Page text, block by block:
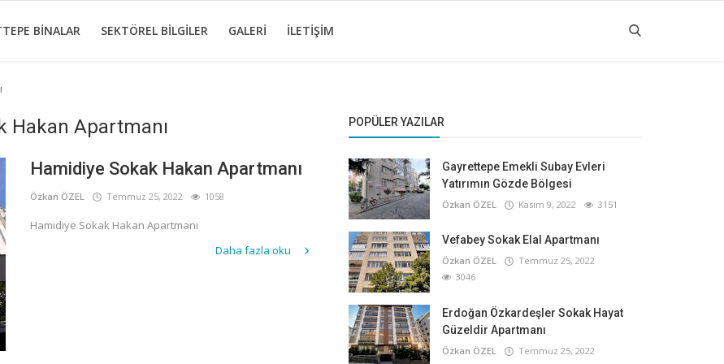
BINALAR SEKTÖREL BILGILER GALERI İLETIŞIM
Hakan Apartmanı
Hamidiye Sokak Hakan Apartmanı
Özkan ÖZEL Temmuz 25, 2022 1058
Hamidiye Sokak Hakan Apartmanı
Daha fazla oku
POPÜLER YAZILAR
Gayrettepe Emekli Subay Evleri
Yatırımın Gözde Bölgesi
Özkan ÖZEL Kasım 9, 2022 3151
Vefabey Sokak Elal Apartmanı
Özkan ÖZEL
Temmuz 25, 2022
3046
Erdoğan Özkardeşler Sokak Hayat
Güzeldir Apartmanı
Özkan ÖZEL
Temmuz 25, 2022